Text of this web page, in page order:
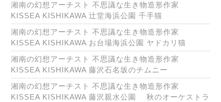
湘南の幻想アーチスト 不思議な生き物造形作家
KISSEA KISHIKAWA 辻堂海浜公園 千手猫
湘南の幻想アーチスト 不思議な生き物造形作家
KISSEA KISHIKAWA お台場海浜公園 ヤドカリ猫
湘南の幻想アーチスト 不思議な生き物造形作家
KISSEA KISHIKAWA 藤沢石名坂のチムニー
湘南の幻想アーチスト 不思議な生き物造形作家
KISSEA KISHIKAWA 藤沢親水公園 秋のオーケストラ